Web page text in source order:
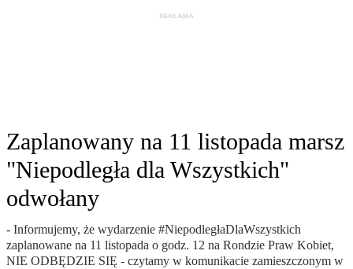
Zaplanowany na 11 listopada marsz
"Niepodległa dla Wszystkich"
odwołany
- Informujemy, że wydarzenie #NiepodległaDlaWszystkich
zaplanowane na 11 listopada o godz. 12 na Rondzie Praw Kobiet,
NIE ODBĘDZIE SIĘ - czytamy w komunikacie zamieszczonym w